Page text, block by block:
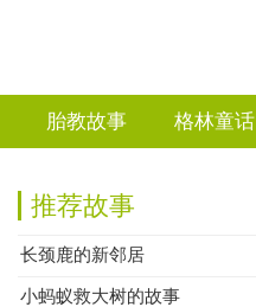
胎教故事 格林童话
推荐故事
长颈鹿的新邻居
小蚂蚁救大树的故事